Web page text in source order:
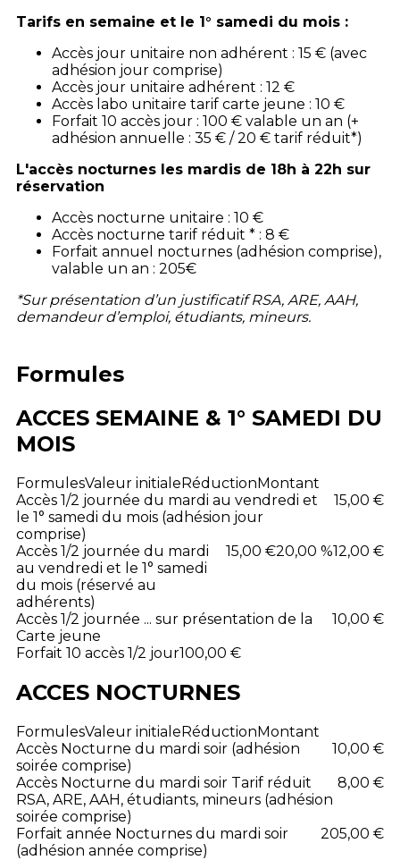
Tarifs en semaine et le 1° samedi du mois :
Accès jour unitaire non adhérent : 15 € (avec
adhésion jour comprise)
Accès jour unitaire adhérent : 12 €
Accès labo unitaire tarif carte jeune : 10 €
Forfait 10 accès jour : 100 € valable un an (+
adhésion annuelle : 35 € / 20 € tarif réduit*)
L'accès nocturnes les mardis de 18h à 22h sur
réservation
Accès nocturne unitaire : 10 €
Accès nocturne tarif réduit * : 8 €
Forfait annuel nocturnes (adhésion comprise),
valable un an : 205€
*Sur présentation d’un justificatif RSA, ARE, AAH,
demandeur d’emploi, étudiants, mineurs.
Formules
ACCES SEMAINE & 1° SAMEDI DU
MOIS
FormulesValeur initialeRéductionMontant
Accès 1/2 journée du mardi au vendredi et
le 1° samedi du mois (adhésion jour
comprise)
15,00 €
Accès 1/2 journée du mardi
au vendredi et le 1° samedi
du mois (réservé au
adhérents)
15,00 €20,00 %12,00 €
Accès 1/2 journée ... sur présentation de la
Carte jeune
10,00 €
Forfait 10 accès 1/2 jour100,00 €
ACCES NOCTURNES
FormulesValeur initialeRéductionMontant
Accès Nocturne du mardi soir (adhésion
soirée comprise)
10,00 €
Accès Nocturne du mardi soir Tarif réduit
RSA, ARE, AAH, étudiants, mineurs (adhésion
soirée comprise)
8,00 €
Forfait année Nocturnes du mardi soir
(adhésion année comprise)
205,00 €